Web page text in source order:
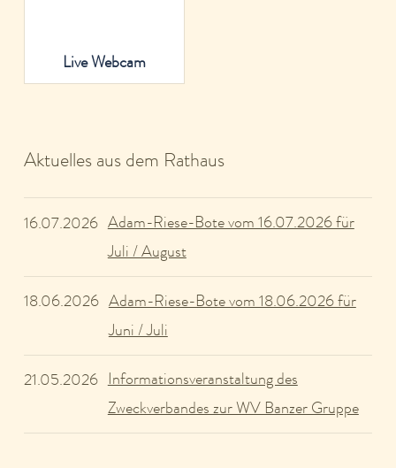
Live Webcam
Aktuelles aus dem Rathaus
16.07.2026 Adam-Riese-Bote vom 16.07.2026 für
Juli / August
18.06.2026 Adam-Riese-Bote vom 18.06.2026 für
Juni / Juli
21.05.2026 Informationsveranstaltung des
Zweckverbandes zur WV Banzer Gruppe